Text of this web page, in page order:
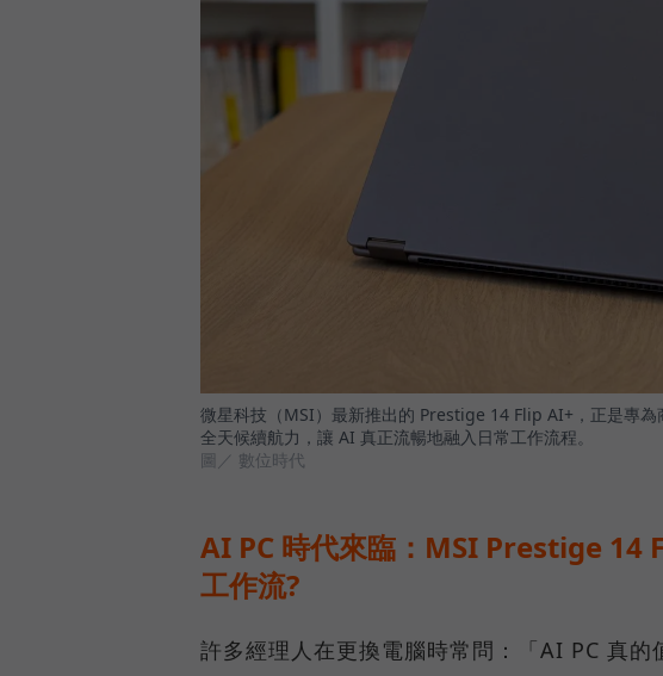
微星科技（MSI）最新推出的 Prestige 14 Flip AI+，正是專
全天候續航力，讓 AI 真正流暢地融入日常工作流程。
圖／ 數位時代
AI PC 時代來臨：MSI Prestige 14
工作流?
許多經理人在更換電腦時常問：「AI PC 真